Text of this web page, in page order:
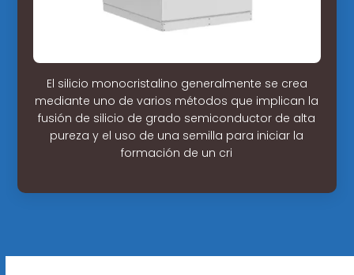
El silicio monocristalino generalmente se crea
mediante uno de varios métodos que implican la
fusión de silicio de grado semiconductor de alta
pureza y el uso de una semilla para iniciar la
formación de un cri